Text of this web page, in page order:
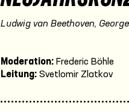
Ludwig van Beethoven,
Moderation: Frederic Böhle
Leitung: Svetlomir Zlatkov